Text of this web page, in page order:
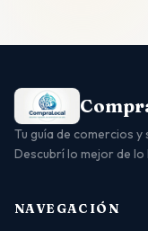
Tu guía de comercios
Descubrí lo mejor de
NAVEGACIÓN